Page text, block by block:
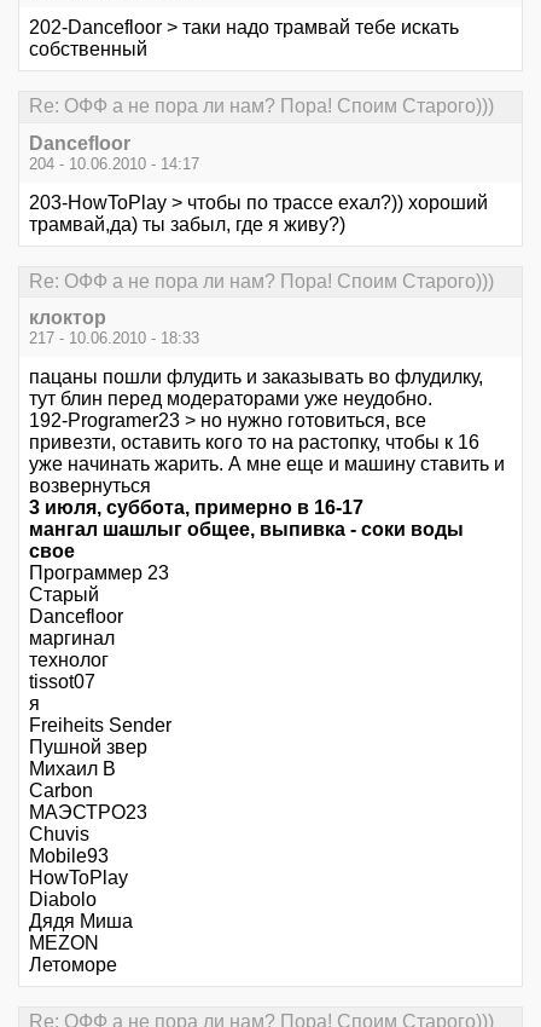
202-Dancefloor > таки надо трамвай тебе искать
собственный
Re: ОФФ а не пора ли нам? Пора! Споим Старого)))
Dancefloor
204 - 10.06.2010 - 14:17
203-HowToPlay > чтобы по трассе ехал?)) хороший
трамвай,да) ты забыл, где я живу?)
Re: ОФФ а не пора ли нам? Пора! Споим Старого)))
клоктор
217 - 10.06.2010 - 18:33
пацаны пошли флудить и заказывать во флудилку,
тут блин перед модераторами уже неудобно.
192-Programer23 > но нужно готовиться, все
привезти, оставить кого то на растопку, чтобы к 16
уже начинать жарить. А мне еще и машину ставить и
возвернуться
3 июля, суббота, примерно в 16-17
мангал шашлыг общее, выпивка - соки воды
свое
Программер 23
Старый
Dancefloor
маргинал
технолог
tissot07
я
Freiheits Sender
Пушной звер
Михаил В
Carbon
МАЭСТРО23
Chuvis
Mobile93
HowToPlay
Diabolo
Дядя Миша
MEZON
Летоморе
Re: ОФФ а не пора ли нам? Пора! Споим Старого)))